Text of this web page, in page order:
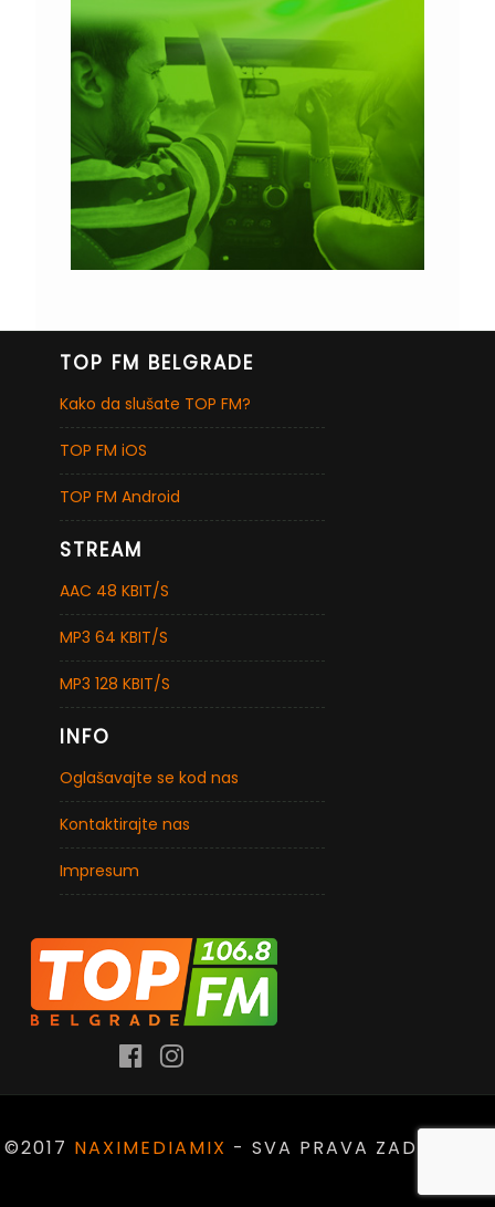
TOP FM BELGRADE
Kako da slušate TOP FM?
TOP FM iOS
TOP FM Android
STREAM
AAC 48 KBIT/S
MP3 64 KBIT/S
MP3 128 KBIT/S
INFO
Oglašavajte se kod nas
Kontaktirajte nas
Impresum
©2017 NAXIMEDIAMIX - SVA PRAVA ZADRŽANA.